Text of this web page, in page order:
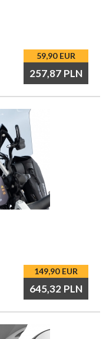
59,90 EUR
257,87 PLN
149,90 EUR
645,32 PLN